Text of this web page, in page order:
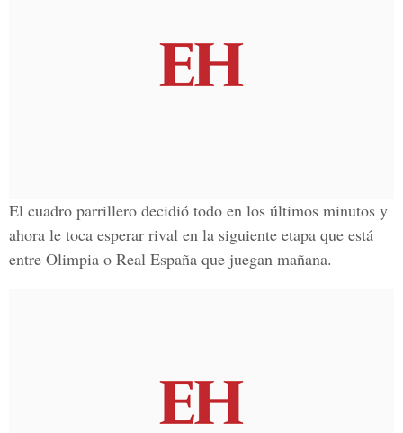
El cuadro parrillero decidió todo en los últimos minutos y
ahora le toca esperar rival en la siguiente etapa que está
entre Olimpia o Real España que juegan mañana.